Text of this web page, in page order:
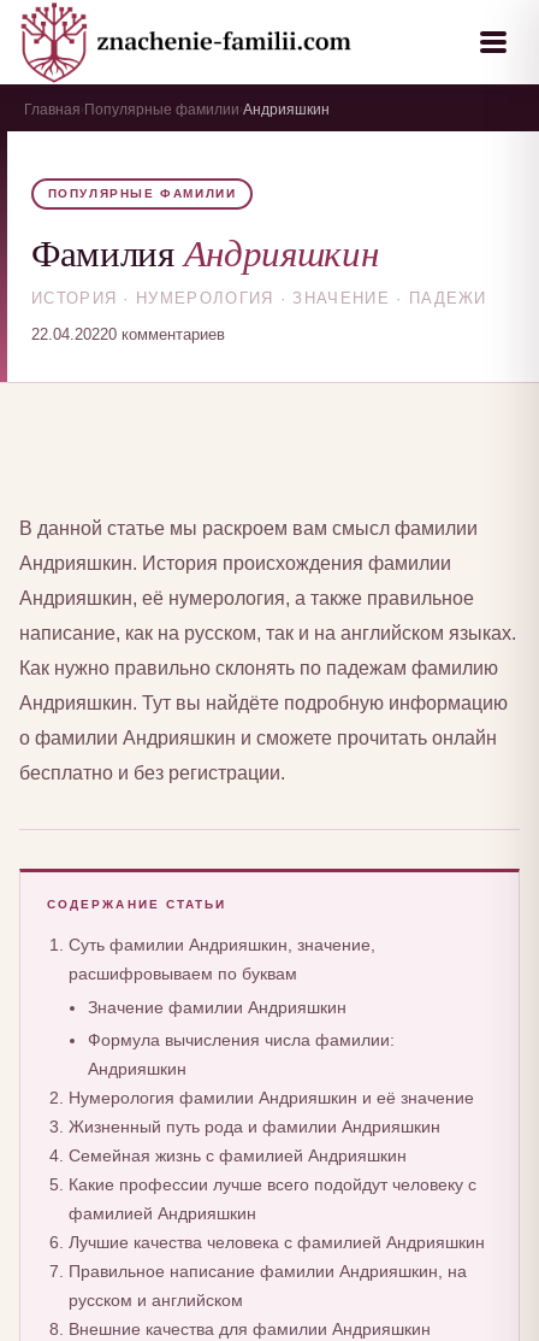
Главная Популярные фамилии Андрияшкин
ПОПУЛЯРНЫЕ ФАМИЛИИ
ФамилияАндрияшкин
ИСТОРИЯ · НУМЕРОЛОГИЯ · ЗНАЧЕНИЕ · ПАДЕЖИ
22.04.20220 комментариев
В данной статье мы раскроем вам смысл фамилии
Андрияшкин. История происхождения фамилии
Андрияшкин, её нумерология, а также правильное
написание, как на русском, так и на английском языках.
Как нужно правильно склонять по падежам фамилию
Андрияшкин. Тут вы найдёте подробную информацию
о фамилии Андрияшкин и сможете прочитать онлайн
бесплатно и без регистрации.
СОДЕРЖАНИЕ СТАТЬИ
Суть фамилии Андрияшкин, значение,
расшифровываем по буквам
Значение фамилии Андрияшкин
Формула вычисления числа фамилии:
Андрияшкин
Нумерология фамилии Андрияшкин и её значение
Жизненный путь рода и фамилии Андрияшкин
Семейная жизнь с фамилией Андрияшкин
Какие профессии лучше всего подойдут человеку с
фамилией Андрияшкин
Лучшие качества человека с фамилией Андрияшкин
Правильное написание фамилии Андрияшкин, на
русском и английском
Внешние качества для фамилии Андрияшкин